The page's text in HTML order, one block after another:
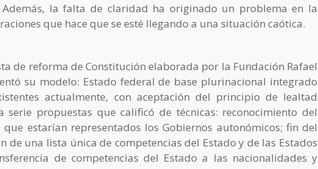
la falta de claridad ha originado un problema en la
que hace que se esté llegando a una situación caótica.
de reforma de Constitución elaborada por la Fundación Rafael
su modelo: Estado federal de base plurinacional integrado
actualmente, con aceptación del principio de lealtad
propuestas que calificó de técnicas: reconocimiento del
estarían representados los Gobiernos autonómicos; fin del
una lista única de competencias del Estado y de las Estados
de competencias del Estado a las nacionalidades y